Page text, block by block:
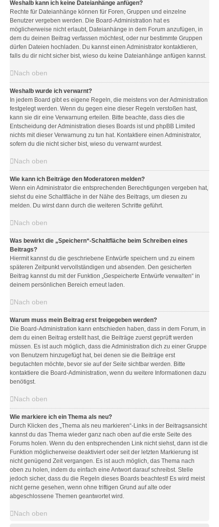
Weshalb kann ich keine Dateianhänge anfügen?
Rechte für Dateianhänge können für Foren, Gruppen und einzelne
Benutzer vergeben werden. Die Board-Administration hat es
möglicherweise nicht erlaubt, Dateianhänge in dem Forum anzufügen, in
dem du deinen Beitrag verfassen möchtest, oder nur bestimmte Gruppen
dürfen Dateien hochladen. Du kannst einen Administrator kontaktieren,
falls du dir nicht sicher bist, wieso du keine Dateianhänge anfügen kannst.
Nach oben
Weshalb wurde ich verwarnt?
In jedem Board gibt es eigene Regeln, die meistens von der Administration
festgelegt werden. Wenn du gegen eine dieser Regeln verstoßen hast,
kann sie dir eine Verwarnung erteilen. Bitte beachte, dass dies die
Entscheidung der Administration dieses Boards ist und phpBB Limited
nichts mit dieser Verwarnung zu tun hat. Kontaktiere einen Administrator,
sofern du die nicht sicher bist, wieso du verwarnt wurdest.
Nach oben
Wie kann ich Beiträge den Moderatoren melden?
Wenn ein Administrator die entsprechenden Berechtigungen vergeben hat,
siehst du eine Schaltfläche in der Nähe des Beitrags, um diesen zu
melden. Du wirst dann durch die weiteren Schritte geführt.
Nach oben
Was bewirkt die „Speichern“-Schaltfläche beim Schreiben eines
Beitrags?
Hiermit kannst du die geschriebene Entwürfe speichern und zu einem
späteren Zeitpunkt vervollständigen und absenden. Den gesicherten
Beitrag kannst du mit der Funktion „Gespeicherte Entwürfe verwalten“ in
deinem persönlichen Bereich erneut laden.
Nach oben
Warum muss mein Beitrag erst freigegeben werden?
Die Board-Administration kann entschieden haben, dass in dem Forum, in
dem du einen Beitrag erstellt hast, die Beiträge zuerst geprüft werden
müssen. Es ist auch möglich, dass die Administration dich zu einer Gruppe
von Benutzern hinzugefügt hat, bei denen sie die Beiträge erst
begutachten möchte, bevor sie auf der Seite sichtbar werden. Bitte
kontaktiere die Board-Administration, wenn du weitere Informationen dazu
benötigst.
Nach oben
Wie markiere ich ein Thema als neu?
Durch Klicken des „Thema als neu markieren“-Links in der Beitragsansicht
kannst du das Thema wieder ganz nach oben auf die erste Seite des
Forums holen. Wenn du den entsprechenden Link nicht siehst, dann ist die
Funktion möglicherweise deaktiviert oder seit der letzten Markierung ist
nicht genügend Zeit vergangen. Es ist auch möglich, das Thema nach
oben zu holen, indem du einfach eine Antwort darauf schreibst. Stelle
jedoch sicher, dass du die Regeln dieses Boards beachtest! Es wird meist
nicht gerne gesehen, wenn ohne triftigen Grund auf alte oder
abgeschlossene Themen geantwortet wird.
Nach oben